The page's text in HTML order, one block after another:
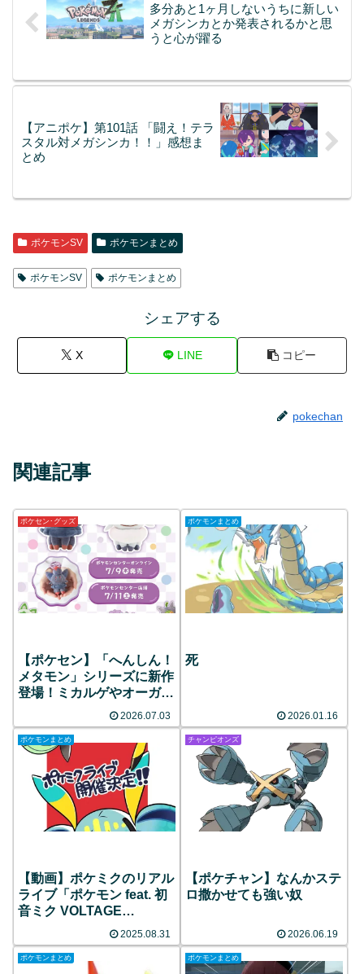
多分あと1ヶ月しないうちに新しい
メガシンカとか発表されるかと思
うと心が躍る
【アニポケ】第101話 「闘え！テラ
スタル対メガシンカ！！」感想ま
とめ
ポケモンSV ポケモンまとめ
ポケモンSV ポケモンまとめ
シェアする
X LINE コピー
pokechan
関連記事
ポケセン･グッズ
【ポケセン】「へんしん！
メタモン」シリーズに新作
登場！ミカルゲやオーガポ
ンなど全6種類がラインナ
ップ！
2026.07.03
ポケモンまとめ
死
2026.01.16
ポケモンまとめ
【動画】ポケミクのリアル
ライブ「ポケモン feat. 初
音ミク VOLTAGE
Live！」が2026年3月に開
催決定！
2025.08.31
チャンピオンズ
【ポケチャン】なんかステ
ロ撒かせても強い奴
2026.06.19
ポケモンまとめ ポケモンまとめ